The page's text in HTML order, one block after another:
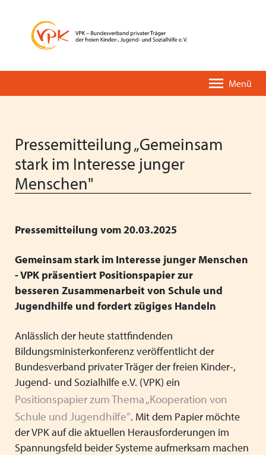
Menü
Der VPK-Kurzüberblick
Mitgliedsverbände
Grundsätze der Arbeit
Satzung
Links
Schließen
Unsere Leistungen
Kooperationsverträge und Rahmenvereinbarungen
Schließen
Pressemitteilungen
Festschrift zum 70-jährigen Jubiläum des VPK
VPK-Zeitschrift „Blickpunkt Jugendhilfe“
Fachbeiträge
VPK-Podcast
Schließen
VPK-PODIUM
Finden Sie bundesweit passende
Plätze für Kinder und Jugendliche in
den VPK-Mitgliedseinrichtungen:
www.vpk-einrichtungen.de
zum Portal
Pressemitteilung „Gemeinsam
stark im Interesse junger
Menschen"
Pressemitteilung vom 20.03.2025
Gemeinsam stark im Interesse junger Menschen
- VPK präsentiert Positionspapier zur
besseren Zusammenarbeit von Schule und
Jugendhilfe und fordert zügiges Handeln
Anlässlich der heute stattfindenden
Bildungsministerkonferenz veröffentlicht der
Bundesverband privater Träger der freien Kinder-,
Jugend- und Sozialhilfe e.V. (VPK) ein
Positionspapier zum Thema „Kooperation von
Schule und Jugendhilfe“. Mit dem Papier möchte
der VPK auf die aktuellen Herausforderungen im
Spannungsfeld beider Systeme aufmerksam machen